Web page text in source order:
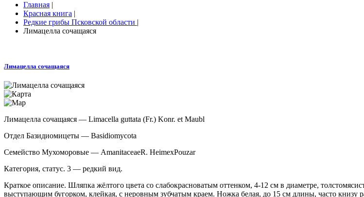
Главная |
Красная книга |
Редкие грибы Псковской области |
Лимацелла сочащаяся
Лимацелла сочащаяся
Лимацелла сочащаяся — Limacella guttata (Fr.) Konr. et Maubl
Отдел Базидиомицеты — Basidiomycota
Семейство Мухоморовые — AmanitaceaeR. HeimexPouzar
Категория, статус. 3 — редкий вид.
Краткое описание. Шляпка жёлтого цвета со слабокрасноватым оттенком, 4-12 см в диаметре,
выступающим бугорком, клейкая, с неровным зубчатым краем. Ножка белая, до 15 см длины, часто книзу